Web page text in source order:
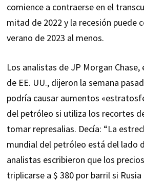
comience a contraerse en el
mitad de 2022 y la recesión puede
verano de 2023 al menos.
Los analistas de JP Morgan Chase,
de EE. UU., dijeron la semana
podría causar aumentos
del petróleo si utiliza los recortes
tomar represalias. Decía: “La
mundial del petróleo está del lado
analistas escribieron que los
triplicarse a $ 380 por barril si